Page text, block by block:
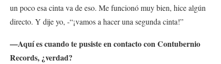
un poco esa cinta va de eso. Me funcionó muy bien, hice algún
directo. Y dije yo, -“¡vamos a hacer una segunda cinta!”
—Aquí es cuando te pusiste en contacto con Contubernio
Records, ¿verdad?